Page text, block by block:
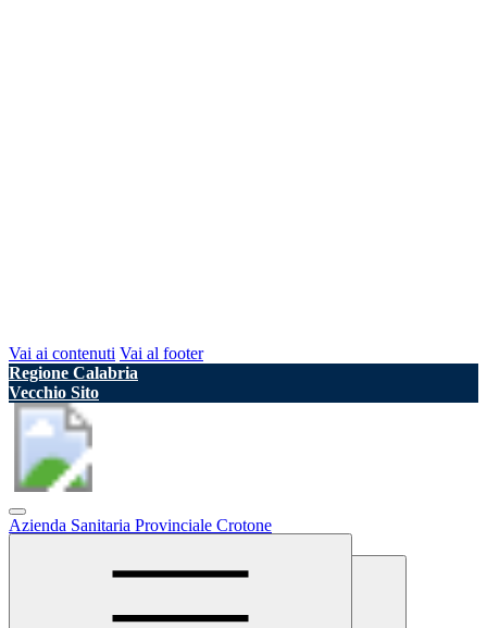
Vai ai contenuti Vai al footer
Regione Calabria
Vecchio Sito
Azienda Sanitaria Provinciale Crotone